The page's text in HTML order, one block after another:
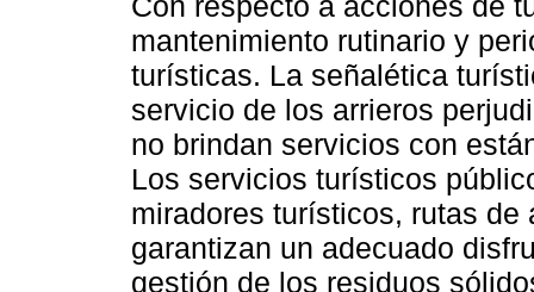
mantenimiento rutinario y
turísticas. La señalética
servicio de los arrieros
no brindan servicios con
Los servicios turísticos
miradores turísticos, rutas
garantizan un adecuado
gestión de los residuos